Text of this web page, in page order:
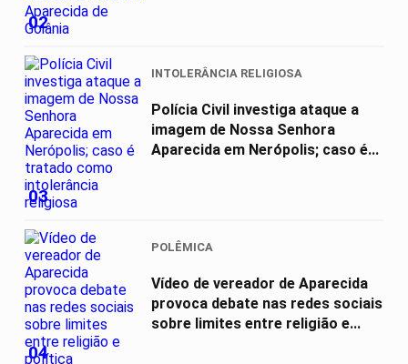
02
03
INTOLERÂNCIA RELIGIOSA
Polícia Civil investiga ataque a
imagem de Nossa Senhora
Aparecida em Nerópolis; caso é...
04
POLÊMICA
Vídeo de vereador de Aparecida
provoca debate nas redes sociais
sobre limites entre religião e...